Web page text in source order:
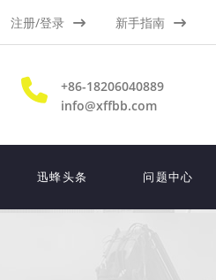
注册/登录 新手指南
+86-18206040889
info@xffbb.com
迅蜂头条 问题中心